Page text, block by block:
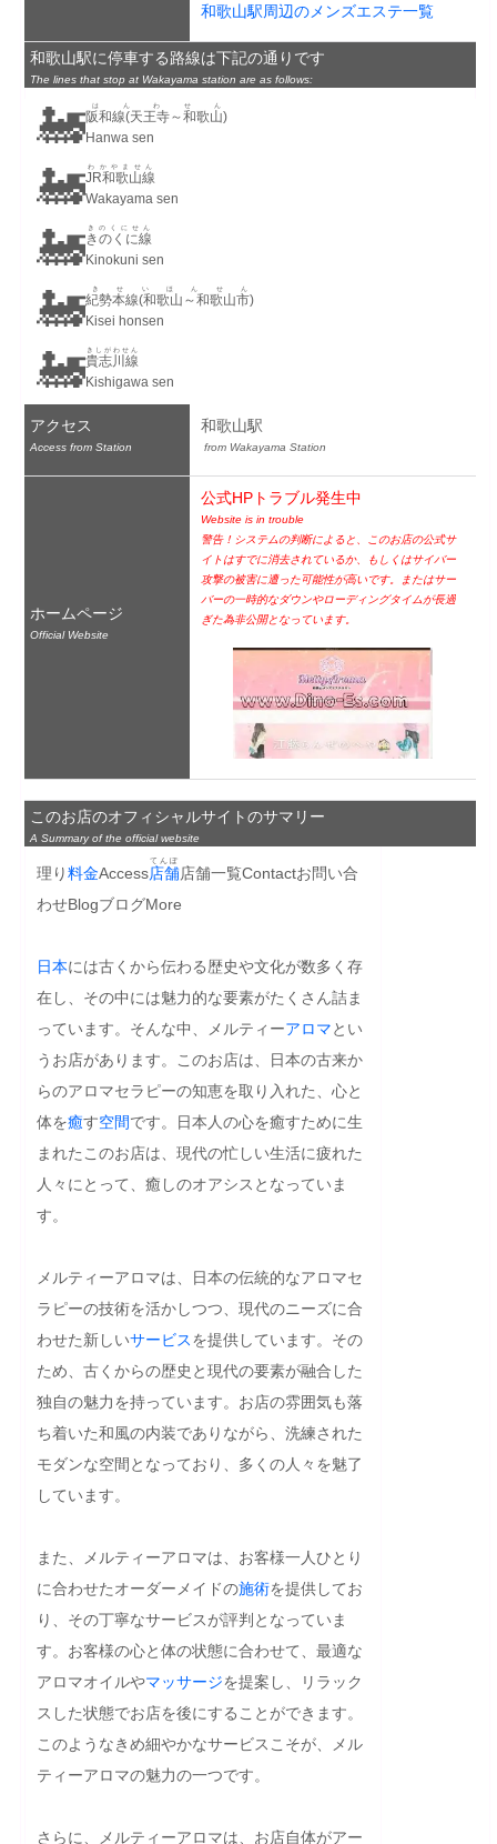
和歌山駅周辺のメンズエステ一覧
和歌山駅に停車する路線は下記の通りです
The lines that stop at Wakayama station are as follows:
🚂阪和線(天王寺～和歌山)
はんわせん
Hanwa sen
🚂JR和歌山線
わかやません
Wakayama sen
🚂きのくに線
きのくにせん
Kinokuni sen
🚂紀勢本線(和歌山～和歌山市)
きせいほんせん
Kisei honsen
🚂貴志川線
きしがわせん
Kishigawa sen
アクセス
Access from Station
和歌山駅
from Wakayama Station
ホームページ
Official Website
公式HPトラブル発生中
Website is in trouble
警告！システムの判断によると、このお店の公式サ
イトはすでに消去されているか、もしくはサイバー
攻撃の被害に遭った可能性が高いです。またはサー
バーの一時的なダウンやローディングタイムが長過
ぎた為非公開となっています。
このお店のオフィシャルサイトのサマリー
A Summary of the official website
理 り料金Access店舗
てんぽ
店舗一覧Contactお問い合
わせBlogブログMore
日本には古くから伝わる歴史や文化が数多く存
在し、その中には魅力的な要素がたくさん詰ま
っています。そんな中、メルティーアロマとい
うお店があります。このお店は、日本の古来か
らのアロマセラピーの知恵を取り入れた、心と
体を癒す空間です。日本人の心を癒すために生
まれたこのお店は、現代の忙しい生活に疲れた
人々にとって、癒しのオアシスとなっていま
す。
メルティーアロマは、日本の伝統的なアロマセ
ラピーの技術を活かしつつ、現代のニーズに合
わせた新しいサービスを提供しています。その
ため、古くからの歴史と現代の要素が融合した
独自の魅力を持っています。お店の雰囲気も落
ち着いた和風の内装でありながら、洗練された
モダンな空間となっており、多くの人々を魅了
しています。
また、メルティーアロマは、お客様一人ひとり
に合わせたオーダーメイドの施術を提供してお
り、その丁寧なサービスが評判となっていま
す。お客様の心と体の状態に合わせて、最適な
アロマオイルやマッサージを提案し、リラック
スした状態でお店を後にすることができます。
このようなきめ細やかなサービスこそが、メル
ティーアロマの魅力の一つです。
さらに、メルティーアロマは、お店自体がアー